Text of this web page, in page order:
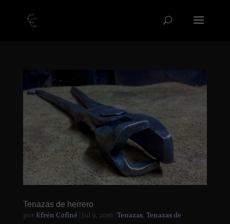
Tenazas de herrero
por Efrén Cofiné Jul 9, 2016 Tenazas, Tenazas de